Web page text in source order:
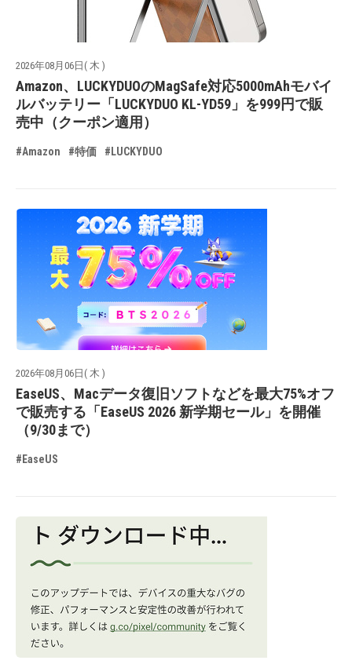
2026年08月06日( 木 )
Amazon、LUCKYDUOのMagSafe対応5000mAhモバイ
ルバッテリー「LUCKYDUO KL-YD59」を999円で販
売中（クーポン適用）
#Amazon #特価 #LUCKYDUO
2026年08月06日( 木 )
EaseUS、Macデータ復旧ソフトなどを最大75%オフ
で販売する「EaseUS 2026 新学期セール」を開催
（9/30まで）
#EaseUS